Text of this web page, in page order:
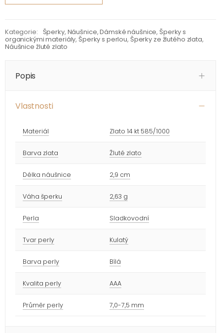
Kategorie: Šperky, Náušnice,Dámské náušnice,Šperky s
organickými materiály,Šperky s perlou, Šperky ze žlutého zlata,
Náušnice žluté zlato
Popis
Vlastnosti
Materiál Zlato 14 kt 585/1000
Barva zlata Žluté zlato
Délka náušnice 2,9 cm
Váha šperku 2,63 g
Perla Sladkovodní
Tvar perly Kulatý
Barva perly Bílá
Kvalita perly AAA
Průměr perly 7,0-7,5 mm